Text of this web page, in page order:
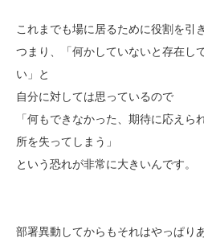
これまでも場に居るために役割を引
つまり、「何かしていないと存在し
い」と
自分に対しては思っているので
「何もできなかった、期待に応え
所を失ってしまう」
という恐れが非常に大きいんです。
部署異動してからもそれはやっぱり